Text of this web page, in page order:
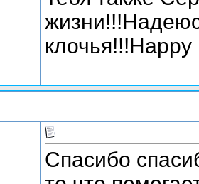
Спасибо